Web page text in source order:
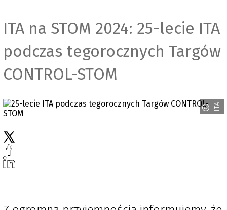
ITA na STOM 2024: 25-lecie ITA
podczas tegorocznych Targów
CONTROL-STOM
ITA